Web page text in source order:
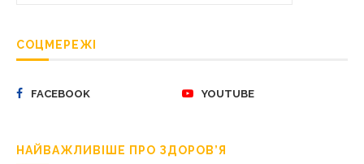
СОЦМЕРЕЖІ
FACEBOOK YOUTUBE
НАЙВАЖЛИВІШЕ ПРО ЗДОРОВ’Я